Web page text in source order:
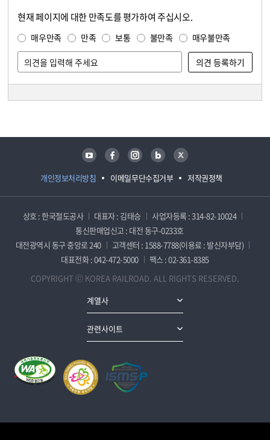
현재 페이지에 대한 만족도를 평가하여 주십시오.
매우만족 만족 보통 불만족 매우불만족
개인정보처리방침 이메일무단수집거부 저작권정책
유튜브 페이스북 인스타그램 블로그 트위터
상호 : 한국철도공사 대표자 : 김태승
사업자등록 : 314-82-10024
통신판매업신고 : 대전 동구-0233호
대전광역시 동구 중앙로 240
고객센터 : 1588-7788(이용료 : 발신자부담)
대표전화 : 042-472-5000
팩스 : 02-361-8385
COPYRIGHT ⓒ KOREA RAILROAD. ALL RIGHTS RESERVED.
계열사
관련사이트